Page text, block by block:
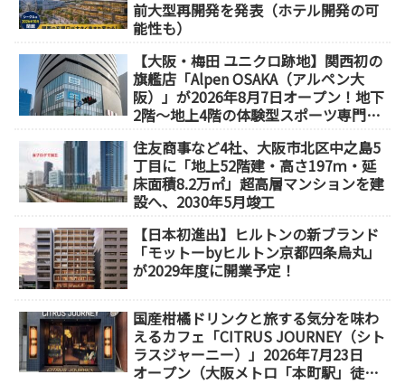
前大型再開発を発表（ホテル開発の可
能性も）
【大阪・梅田 ユニクロ跡地】関西初の
旗艦店「Alpen OSAKA（アルペン大
阪）」が2026年8月7日オープン！地下
2階～地上4階の体験型スポーツ専門店
住友商事など4社、大阪市北区中之島5
丁目に「地上52階建・高さ197ｍ・延
床面積8.2万㎡」超高層マンションを建
設へ、2030年5月竣工
【日本初進出】ヒルトンの新ブランド
「モットーbyヒルトン京都四条烏丸」
が2029年度に開業予定！
国産柑橘ドリンクと旅する気分を味わ
えるカフェ「CITRUS JOURNEY（シト
ラスジャーニー）」2026年7月23日
オープン（大阪メトロ「本町駅」徒歩